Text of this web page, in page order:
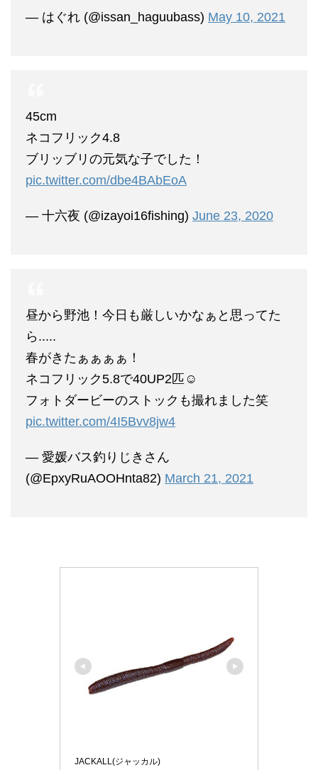
— はぐれ (@issan_haguubass) May 10, 2021
45cm
ネコフリック4.8
ブリッブリの元気な子でした！
pic.twitter.com/dbe4BAbEoA
— 十六夜 (@izayoi16fishing) June 23, 2020
昼から野池！今日も厳しいかなぁと思ってた
ら.....
春がきたぁぁぁぁ！
ネコフリック5.8で40UP2匹☺️
フォトダービーのストックも撮れました笑
pic.twitter.com/4I5Bvv8jw4
— 愛媛バス釣りじきさん
(@EpxyRuAOOHnta82) March 21, 2021
JACKALL(ジャッカル)